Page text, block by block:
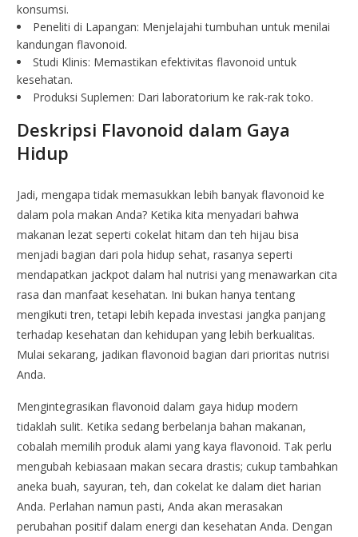
konsumsi.
Peneliti di Lapangan: Menjelajahi tumbuhan untuk menilai
kandungan flavonoid.
Studi Klinis: Memastikan efektivitas flavonoid untuk
kesehatan.
Produksi Suplemen: Dari laboratorium ke rak-rak toko.
Deskripsi Flavonoid dalam Gaya
Hidup
Jadi, mengapa tidak memasukkan lebih banyak flavonoid ke
dalam pola makan Anda? Ketika kita menyadari bahwa
makanan lezat seperti cokelat hitam dan teh hijau bisa
menjadi bagian dari pola hidup sehat, rasanya seperti
mendapatkan jackpot dalam hal nutrisi yang menawarkan cita
rasa dan manfaat kesehatan. Ini bukan hanya tentang
mengikuti tren, tetapi lebih kepada investasi jangka panjang
terhadap kesehatan dan kehidupan yang lebih berkualitas.
Mulai sekarang, jadikan flavonoid bagian dari prioritas nutrisi
Anda.
Mengintegrasikan flavonoid dalam gaya hidup modern
tidaklah sulit. Ketika sedang berbelanja bahan makanan,
cobalah memilih produk alami yang kaya flavonoid. Tak perlu
mengubah kebiasaan makan secara drastis; cukup tambahkan
aneka buah, sayuran, teh, dan cokelat ke dalam diet harian
Anda. Perlahan namun pasti, Anda akan merasakan
perubahan positif dalam energi dan kesehatan Anda. Dengan